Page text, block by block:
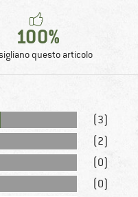
100%
questo articolo
(3)
(2)
(0)
(0)